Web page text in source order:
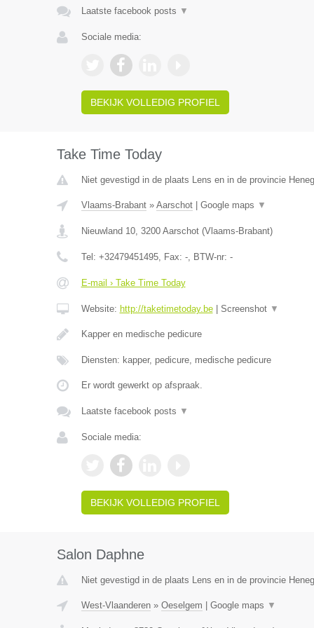
Laatste facebook posts ▼
Sociale media:
BEKIJK VOLLEDIG PROFIEL
Take Time Today
Niet gevestigd in de plaats Lens en in de provincie
Vlaams-Brabant» Aarschot| Google maps ▼
Nieuwland 10, 3200 Aarschot(Vlaams-Brabant)
Tel: +32479451495, Fax: -, BTW-nr: -
E-mail › Take Time Today
Website: http://taketimetoday.be| Screenshot ▼
Kapper en medische pedicure
Diensten: kapper, pedicure, medische pedicure
Er wordt gewerkt op afspraak.
Laatste facebook posts ▼
Sociale media:
BEKIJK VOLLEDIG PROFIEL
Salon Daphne
Niet gevestigd in de plaats Lens en in de provincie
West-Vlaanderen» Oeselgem Google maps ▼